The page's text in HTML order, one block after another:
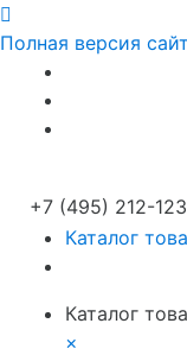
Полная версия
+7 (495) 212-
Каталог
Каталог
×